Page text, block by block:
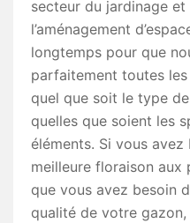
secteur du jardinage et
l’aménagement
longtemps pour que
parfaitement toutes
quel que soit le type
quelles que soient les
éléments. Si vous
meilleure floraison aux
que vous avez besoin
qualité de votre